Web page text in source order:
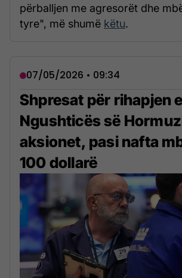
përballjen me agresorët dhe
tyre", më shumë këtu.
07/05/2026 • 09:34
Shpresat për rihapjen e
Ngushticës së
aksionet, pasi nafta
100 dollarë